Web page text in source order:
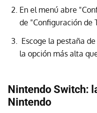
En el menú abre
de "Configuración de
Escoge la pestaña
la opción más alta
Nintendo Switch:
Nintendo